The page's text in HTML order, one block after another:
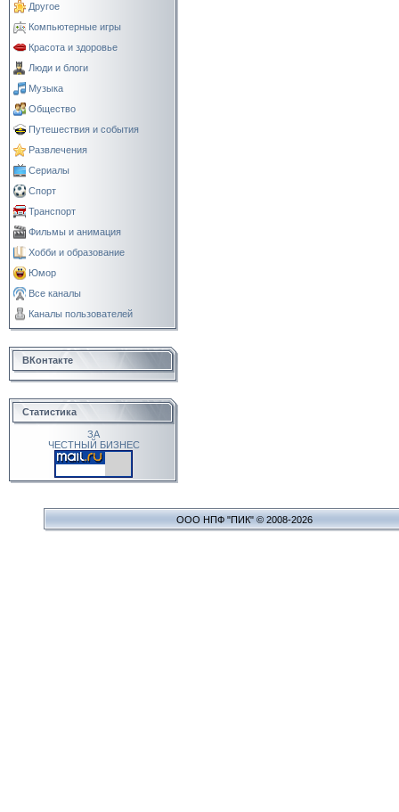
Другое
Компьютерные игры
Красота и здоровье
Люди и блоги
Музыка
Общество
Путешествия и события
Развлечения
Сериалы
Спорт
Транспорт
Фильмы и анимация
Хобби и образование
Юмор
Все каналы
Каналы пользователей
ВКонтакте
Статистика
ЗА
ЧЕСТНЫЙ БИЗНЕС
ООО НПФ "ПИК" © 2008-2026